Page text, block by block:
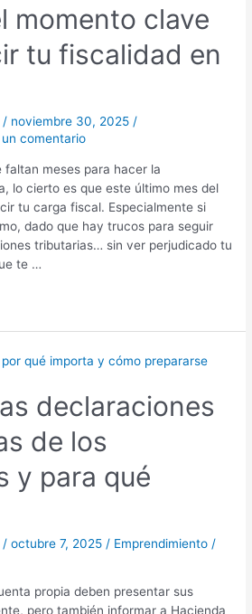
momento clave
tu fiscalidad en
/ noviembre 30, 2025/
un comentario
faltan meses para hacer la
lo cierto es que este último mes del
tu carga fiscal. Especialmente si
dado que hay trucos para seguir
tributarias… sin ver perjudicado tu
te …
declaraciones
de los
y para qué
/octubre 7, 2025 / Emprendimiento /
propia deben presentar sus
pero también informar a Hacienda